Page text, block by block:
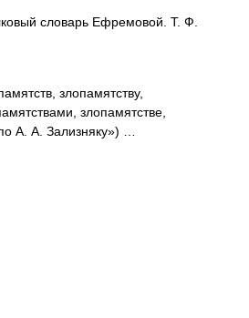
словарь Ефремовой. Т. Ф.
злопамятству,
злопамятстве,
А. А. Зализняку») …